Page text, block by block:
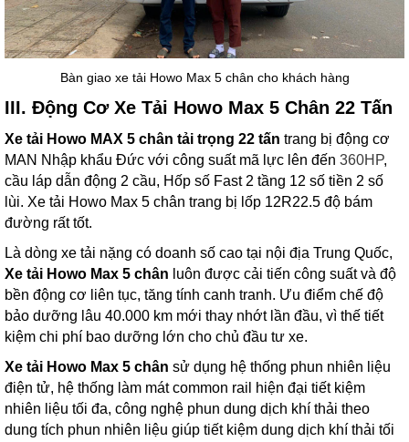
Bàn giao xe tải Howo Max 5 chân cho khách hàng
III. Động Cơ Xe Tải Howo Max 5 Chân 22 Tấn
Xe tải Howo MAX 5 chân tải trọng 22 tấn trang bị động cơ
MAN Nhập khẩu Đức với công suất mã lực lên đến 360HP,
cầu láp dẫn động 2 cầu, Hốp số Fast 2 tầng 12 số tiền 2 số
lùi. Xe tải Howo Max 5 chân trang bị lốp 12R22.5 độ bám
đường rất tốt.
Là dòng xe tải nặng có doanh số cao tại nội địa Trung Quốc,
Xe tải Howo Max 5 chân luôn được cải tiến công suất và độ
bền động cơ liên tục, tăng tính canh tranh. Ưu điểm chế độ
bảo dưỡng lâu 40.000 km mới thay nhớt lần đầu, vì thế tiết
kiệm chi phí bao dưỡng lớn cho chủ đầu tư xe.
Xe tải Howo Max 5 chân sử dụng hệ thống phun nhiên liệu
điện tử, hệ thống làm mát common rail hiện đại tiết kiệm
nhiên liệu tối đa, công nghệ phun dung dịch khí thải theo
dung tích phun nhiên liệu giúp tiết kiệm dung dịch khí thải tối